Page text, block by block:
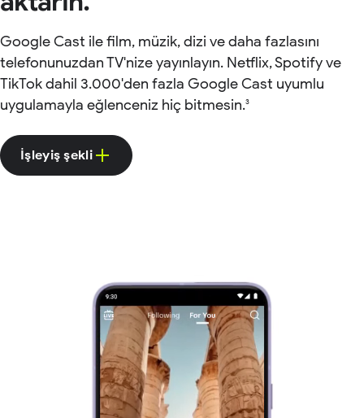
Google Cast ile film, müzik, dizi ve daha fazlasını
telefonunuzdan TV'nize yayınlayın. Netflix, Spotify ve
TikTok dahil 3.000'den fazla Google Cast uyumlu
uygulamayla eğlenceniz hiç bitmesin.3
İşleyiş şekli